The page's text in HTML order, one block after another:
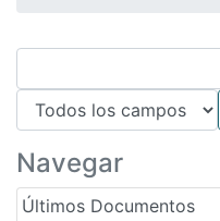
Navegar
Últimos Documentos